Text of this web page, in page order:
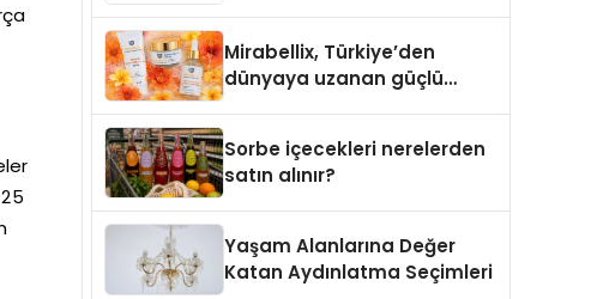
Mirabellix, Türkiye’den
dünyaya uzanan güçlü
Sorbe içecekleri nerelerden
satın alınır?
Yaşam Alanlarına Değer
Katan Aydınlatma Seçimleri